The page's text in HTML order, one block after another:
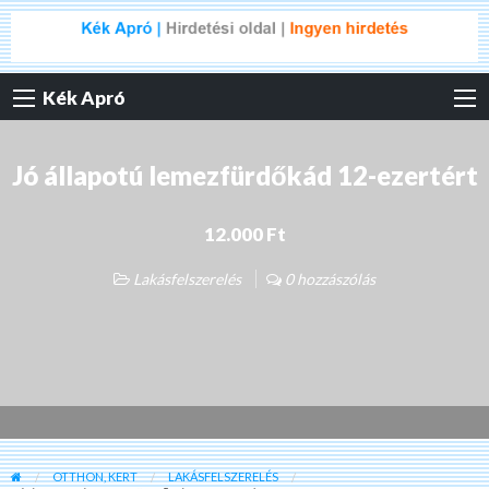
Kék Apró
Jó állapotú lemezfürdőkád 12-ezertért
12.000 Ft
Lakásfelszerelés 0 hozzászólás
OTTHON, KERT
LAKÁSFELSZERELÉS